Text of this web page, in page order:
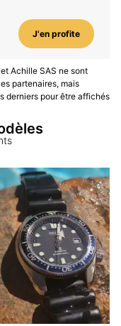
J'en profite
Achille SAS ne sont
partenaires, mais
derniers pour être affichés